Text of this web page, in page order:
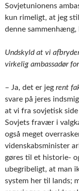
Sovjetunionens
kun rimeligt, at jeg
denne
Undskyld at vi
virkelig ambassadør
– Ja, det er jeg rent
svare på jeres
at vi fra sovjetisk
Sovjets fravær i
også meget
videnskabsminister
gøres til et historie-
ubegribeligt, at man
system her til lands;